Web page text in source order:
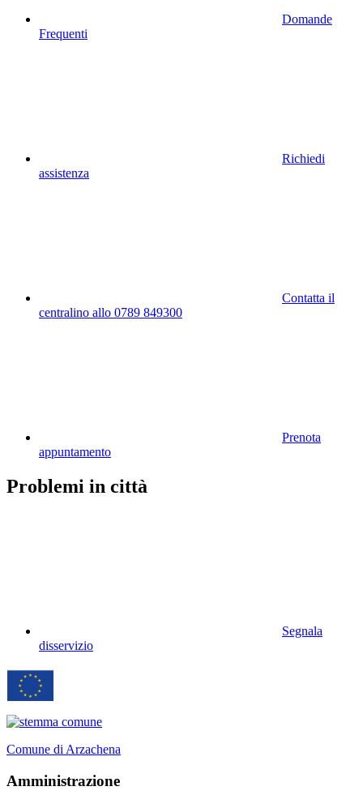
Domande
Frequenti
Richiedi
assistenza
Contatta il
centralino allo 0789 849300
Prenota
appuntamento
Problemi in città
Segnala
disservizio
Comune di Arzachena
Amministrazione